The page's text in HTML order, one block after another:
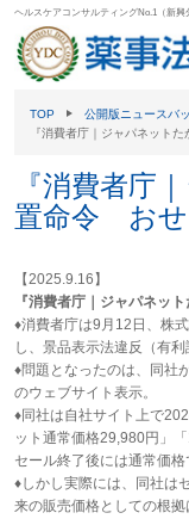
ヘルスケアコンサルティングNo.1（新興
TOP
公開版ニュースバ
『消費者庁｜ジャパネット
『消費者庁
置命令 おせ
【2025.9.16】
『消費者庁｜ジャパネッ
♦消費者庁は9月12日、株
し、景品表示法違反（有
♦問題となったのは、同社
のウェブサイト表示。
♦同社は自社サイト上で
ット通常価格29,980円」
セール終了後には通常価
♦しかし実際には、同社は
来の販売価格としての根